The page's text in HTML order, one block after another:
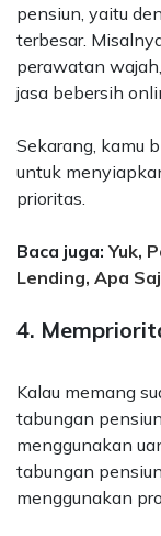
pensiun, yaitu
terbesar.
perawatan
jasa bebersih
Sekarang, kamu
untuk
prioritas.
Baca juga:Yuk,
Lending, Apa
4.
Kalau memang
tabungan
menggunakan
tabungan
menggunakan